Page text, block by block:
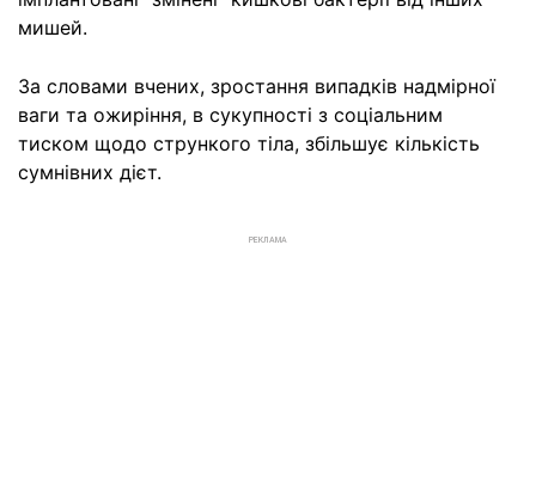
мишей.
За словами вчених, зростання випадків надмірної
ваги та ожиріння, в сукупності з соціальним
тиском щодо стрункого тіла, збільшує кількість
сумнівних дієт.
РЕКЛАМА